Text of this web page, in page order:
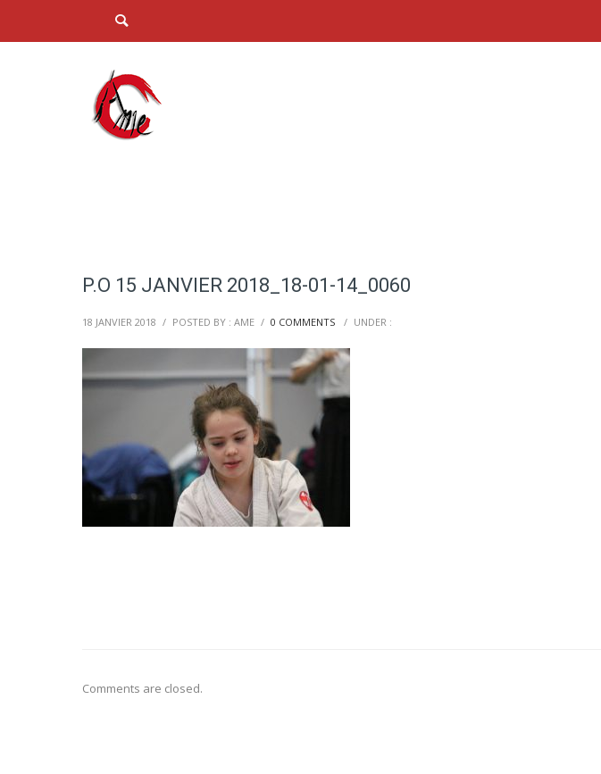
P.O 15 JANVIER 2018_18-01-14_0060
18 JANVIER 2018 / POSTED BY : AME / 0 COMMENTS / UNDER :
Comments are closed.